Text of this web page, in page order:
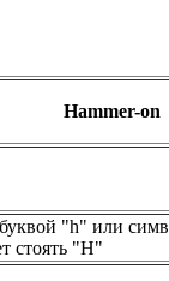
Hammer-on
буквой "h" или
стоять "H"